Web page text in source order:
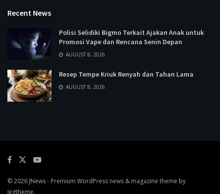
Recent News
Polisi Selidiki Bigmo Terkait Ajakan Anak untuk
Promosi Vape dan Rencana Senin Depan
AUGUST 8, 2026
Resep Tempe Kriuk Renyah dan Tahan Lama
AUGUST 8, 2026
© 2026 JNews- Premium WordPress news & magazine theme by
Jegtheme.